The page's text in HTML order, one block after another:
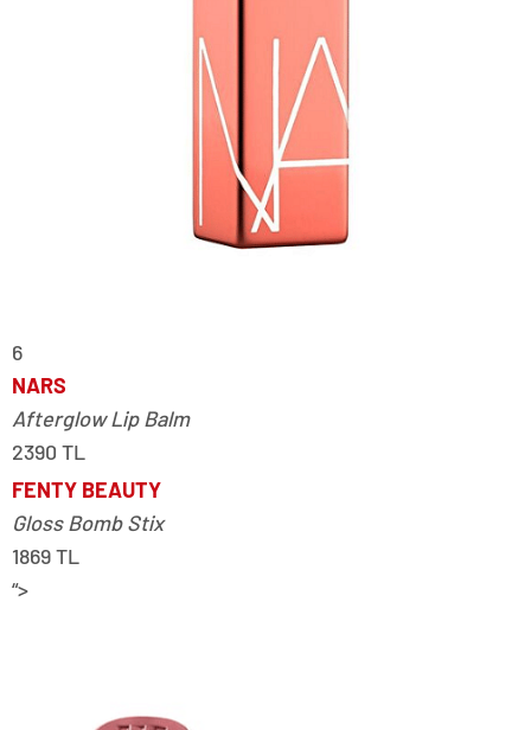
6
NARS
Afterglow Lip Balm
2390 TL
FENTY BEAUTY
Gloss Bomb Stix
1869 TL
“>